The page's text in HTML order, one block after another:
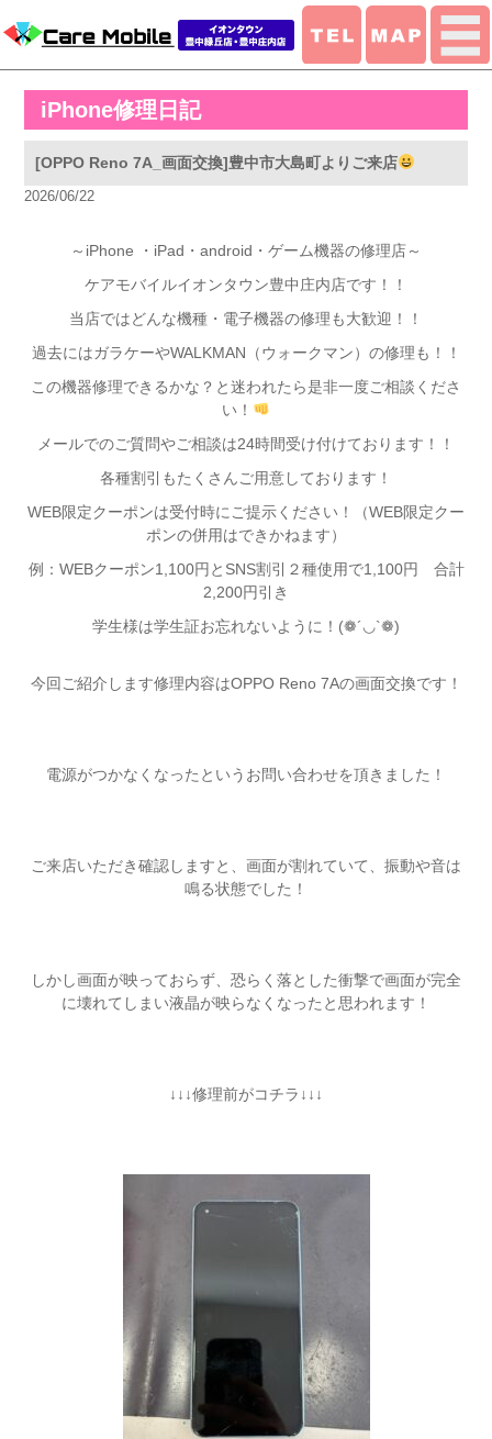
iPhone修理日記
[OPPO Reno 7A_画面交換]豊中市大島町よりご来店
2026/06/22
～iPhone ・iPad・android・ゲーム機器の修理店～
ケアモバイルイオンタウン豊中庄内店です！！
当店ではどんな機種・電子機器の修理も大歓迎！！
過去にはガラケーやWALKMAN（ウォークマン）の修理も！！
この機器修理できるかな？と迷われたら是非一度ご相談くださ
い！
メールでのご質問やご相談は24時間受け付けております！！
各種割引もたくさんご用意しております！
WEB限定クーポンは受付時にご提示ください！（WEB限定クー
ポンの併用はできかねます）
例：WEBクーポン1,100円とSNS割引２種使用で1,100円 合計
2,200円引き
学生様は学生証お忘れないように！(❁´◡`❁)
今回ご紹介します修理内容はOPPO Reno 7Aの画面交換です！
電源がつかなくなったというお問い合わせを頂きました！
ご来店いただき確認しますと、画面が割れていて、振動や音は
鳴る状態でした！
しかし画面が映っておらず、恐らく落とした衝撃で画面が完全
に壊れてしまい液晶が映らなくなったと思われます！
↓↓↓修理前がコチラ↓↓↓